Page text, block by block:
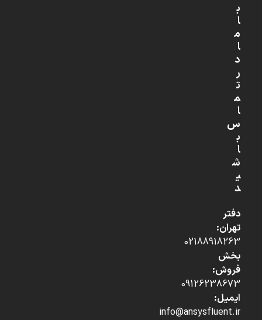
ب
ا
م
ا
د
ر
ت
م
ا
س
ب
ا
ش
ی
د
دفتر
تهران:
02188918263
بخش
فروش:
09126238673
ایمیل:
info@ansysfluent.ir